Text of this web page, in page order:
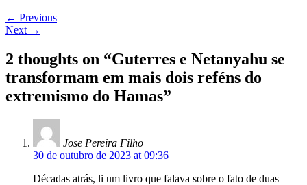
← Previous
Next →
2 thoughts on “Guterres e Netanyahu se
transformam em mais dois reféns do
extremismo do Hamas”
Jose Pereira Filho
30 de outubro de 2023 at 09:36
Décadas atrás, li um livro que falava sobre o fato de duas